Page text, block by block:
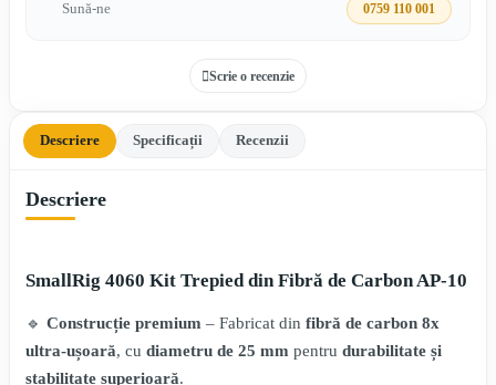
Sună-ne 0759 110 001
Scrie o recenzie
Descriere Specificații Recenzii
Descriere
SmallRig 4060 Kit Trepied din Fibră de Carbon AP-10
🔹 Construcție premium – Fabricat din fibră de carbon 8x
ultra-ușoară, cu diametru de 25 mm pentru durabilitate și
stabilitate superioară.